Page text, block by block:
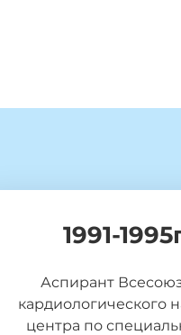
1991-
Аспирант
кардиологического
центра по